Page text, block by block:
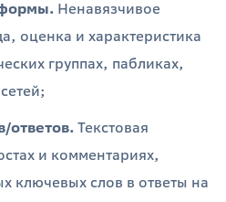
Ненавязчивое
оценка и характеристика
группах, пабликах,
ответов. Текстовая
и комментариях,
ключевых слов в ответы на